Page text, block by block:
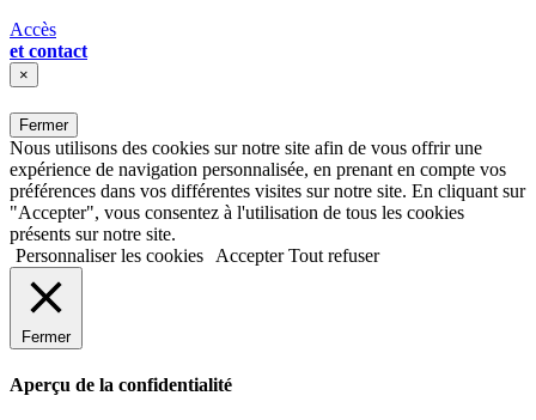
Accès
et contact
×
Fermer
Nous utilisons des cookies sur notre site afin de vous offrir une
expérience de navigation personnalisée, en prenant en compte vos
préférences dans vos différentes visites sur notre site. En cliquant sur
"Accepter", vous consentez à l'utilisation de tous les cookies
présents sur notre site.
Personnaliser les cookies
Accepter Tout refuser
Fermer
Aperçu de la confidentialité